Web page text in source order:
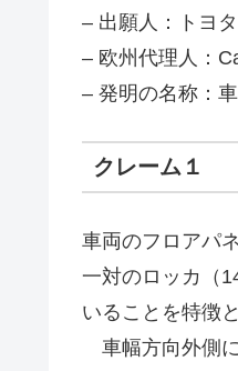
– 出願人：トヨ
– 欧州代理人：
– 発明の名称：
クレーム１
車両のフロアパ
一対のロッカ（
いることを特徴
車幅方向外側